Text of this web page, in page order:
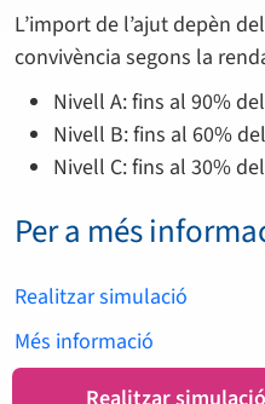
Realitzar simulació
L’import de l’ajut depèn
convivència segons la
Nivell A: fins al 90%
Nivell B: fins al 60%
Nivell C: fins al 30%
Per a més
Realitzar simulació
Més informació